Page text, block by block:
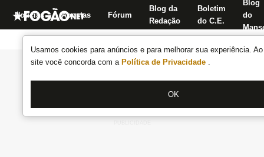
Usamos cookies para anúncios e para melhorar sua experiência.
site você concorda com a Política de Privacidade .
OK
Notícias Apostas Fórum
Blog da
Redação
Boletim
do C.E.
Blog
do